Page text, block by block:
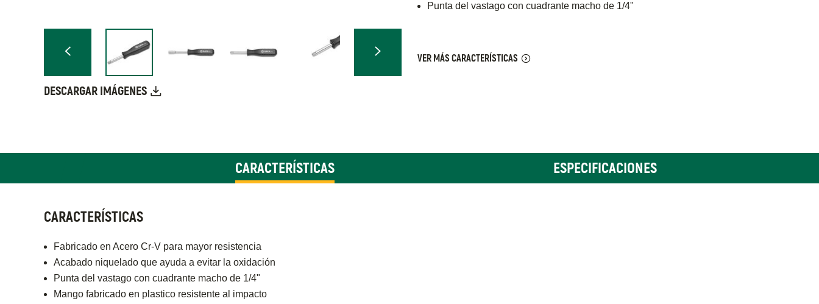
DESCARGAR IMÁGENES
Punta del vastago con cuadrante macho de 1/4"
VER MÁS CARACTERÍSTICAS
CARACTERÍSTICAS ESPECIFICACIONES
CARACTERÍSTICAS
Fabricado en Acero Cr-V para mayor resistencia
Acabado niquelado que ayuda a evitar la oxidación
Punta del vastago con cuadrante macho de 1/4"
Mango fabricado en plastico resistente al impacto